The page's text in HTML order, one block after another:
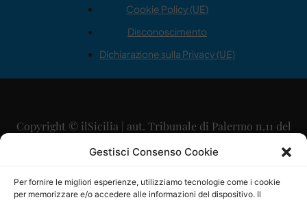
Gestisci Consenso Cookie
Per fornire le migliori esperienze, utilizziamo tecnologie come i cookie
per memorizzare e/o accedere alle informazioni del dispositivo. Il
Cookie Policy (UE)
Disconoscimento
Dichiarazione sulla Privacy (UE)
Copyright © ilSicilia | aut. Tribunale di Palermo n.11 del
29/09/2015